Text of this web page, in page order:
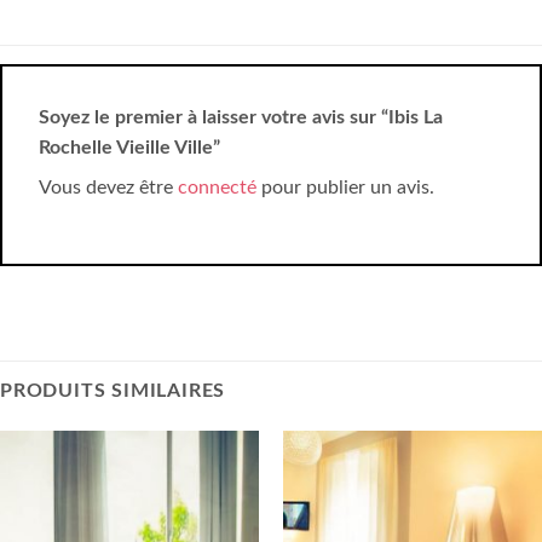
Soyez le premier à laisser votre avis sur “Ibis La
Rochelle Vieille Ville”
Vous devez être connecté pour publier un avis.
PRODUITS SIMILAIRES